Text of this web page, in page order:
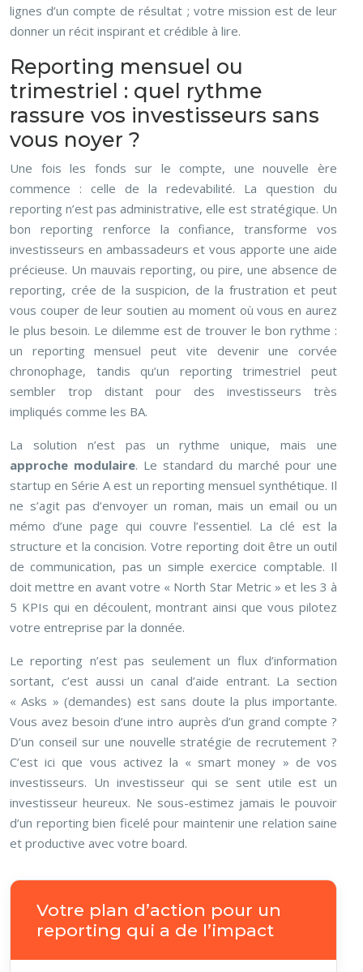
lignes d’un compte de résultat ; votre mission est de leur
donner un récit inspirant et crédible à lire.
Reporting mensuel ou
trimestriel : quel rythme
rassure vos investisseurs sans
vous noyer ?
Une fois les fonds sur le compte, une nouvelle ère
commence : celle de la redevabilité. La question du
reporting n’est pas administrative, elle est stratégique. Un
bon reporting renforce la confiance, transforme vos
investisseurs en ambassadeurs et vous apporte une aide
précieuse. Un mauvais reporting, ou pire, une absence de
reporting, crée de la suspicion, de la frustration et peut
vous couper de leur soutien au moment où vous en aurez
le plus besoin. Le dilemme est de trouver le bon rythme :
un reporting mensuel peut vite devenir une corvée
chronophage, tandis qu’un reporting trimestriel peut
sembler trop distant pour des investisseurs très
impliqués comme les BA.
La solution n’est pas un rythme unique, mais une
approche modulaire. Le standard du marché pour une
startup en Série A est un reporting mensuel synthétique. Il
ne s’agit pas d’envoyer un roman, mais un email ou un
mémo d’une page qui couvre l’essentiel. La clé est la
structure et la concision. Votre reporting doit être un outil
de communication, pas un simple exercice comptable. Il
doit mettre en avant votre « North Star Metric » et les 3 à
5 KPIs qui en découlent, montrant ainsi que vous pilotez
votre entreprise par la donnée.
Le reporting n’est pas seulement un flux d’information
sortant, c’est aussi un canal d’aide entrant. La section
« Asks » (demandes) est sans doute la plus importante.
Vous avez besoin d’une intro auprès d’un grand compte ?
D’un conseil sur une nouvelle stratégie de recrutement ?
C’est ici que vous activez la « smart money » de vos
investisseurs. Un investisseur qui se sent utile est un
investisseur heureux. Ne sous-estimez jamais le pouvoir
d’un reporting bien ficelé pour maintenir une relation saine
et productive avec votre board.
Votre plan d’action pour un
reporting qui a de l’impact